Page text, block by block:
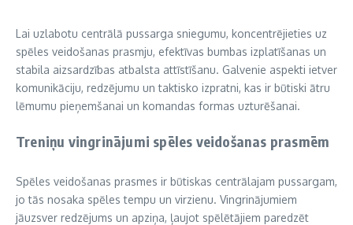
Lai uzlabotu centrālā pussarga sniegumu, koncentrējieties uz
spēles veidošanas prasmju, efektīvas bumbas izplatīšanas un
stabila aizsardzības atbalsta attīstīšanu. Galvenie aspekti ietver
komunikāciju, redzējumu un taktisko izpratni, kas ir būtiski ātru
lēmumu pieņemšanai un komandas formas uzturēšanai.
Treniņu vingrinājumi spēles veidošanas prasmēm
Spēles veidošanas prasmes ir būtiskas centrālajam pussargam,
jo tās nosaka spēles tempu un virzienu. Vingrinājumiem
jāuzsver redzējums un apziņa, ļaujot spēlētājiem paredzēt